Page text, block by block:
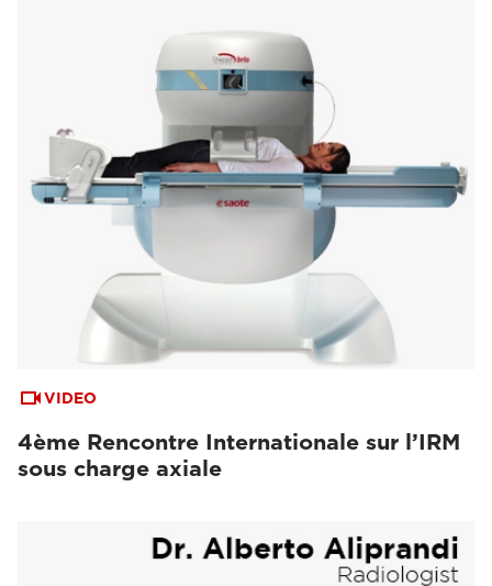
VIDEO
4ème Rencontre Internationale sur l’IRM
sous charge axiale